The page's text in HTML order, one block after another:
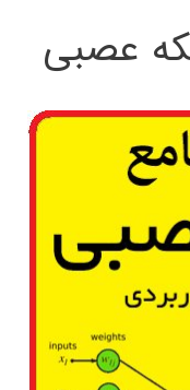
عصبی